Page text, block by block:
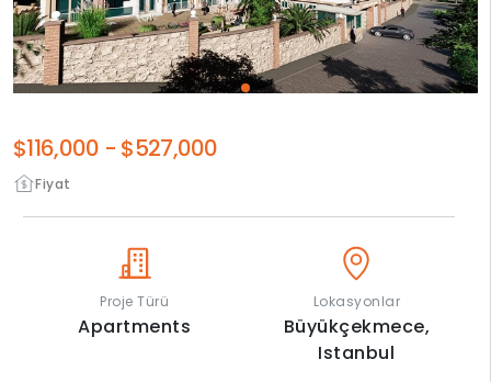
Fiyat
$116,000 - $527,000
Proje Türü
Apartments
Lokasyonlar
Büyükçekmece,
Istanbul